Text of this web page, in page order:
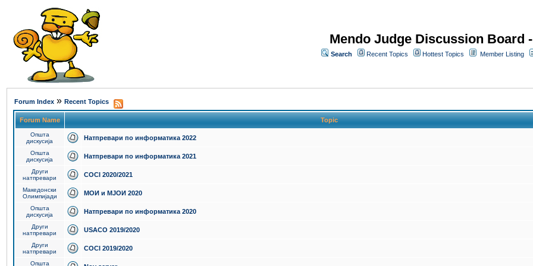
Mendo Judge Discussion Board
Search Recent Topics Hottest Topics Member Listing
Forum Index » Recent Topics
Forum Name Topic
Општа
дискусија
Натпревари по информатика 2022
Општа
дискусија
Натпревари по информатика 2021
Други
натпревари
COCI 2020/2021
Македонски
Олимпијади
МОИ и МЈОИ 2020
Општа
дискусија
Натпревари по информатика 2020
Други
натпревари
USACO 2019/2020
Други
натпревари
COCI 2019/2020
Општа